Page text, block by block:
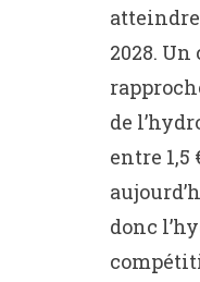
atteindre
2028.
de
entre 1,5
donc